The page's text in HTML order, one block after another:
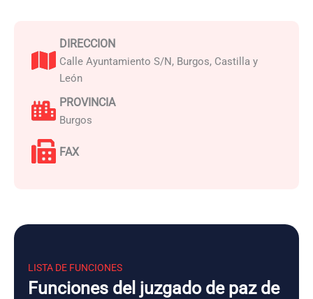
DIRECCION
Calle Ayuntamiento S/N, Burgos, Castilla y
León
PROVINCIA
Burgos
FAX
LISTA DE FUNCIONES
Funciones del juzgado de paz de